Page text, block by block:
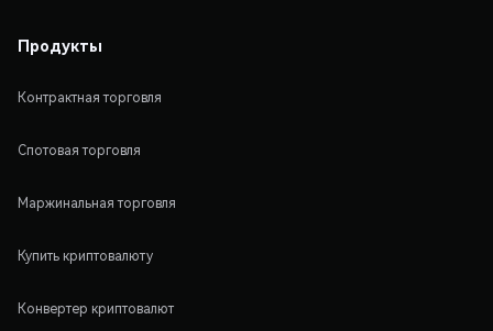
Продукты
Контрактная торговля
Спотовая торговля
Маржинальная торговля
Купить криптовалюту
Конвертер криптовалют